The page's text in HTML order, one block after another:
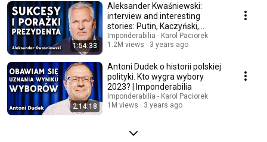
1:54:33
Aleksander Kwaśniewski:
interview and interesting
stories: Putin, Kaczyński,
Wałęsa and others | ...
Imponderabilia - Karol Paciorek
1.2M views
3 years ago
2:14:18
Antoni Dudek o historii polskiej
polityki. Kto wygra wybory
2023? | Imponderabilia
Imponderabilia - Karol Paciorek
1M views
3 years ago